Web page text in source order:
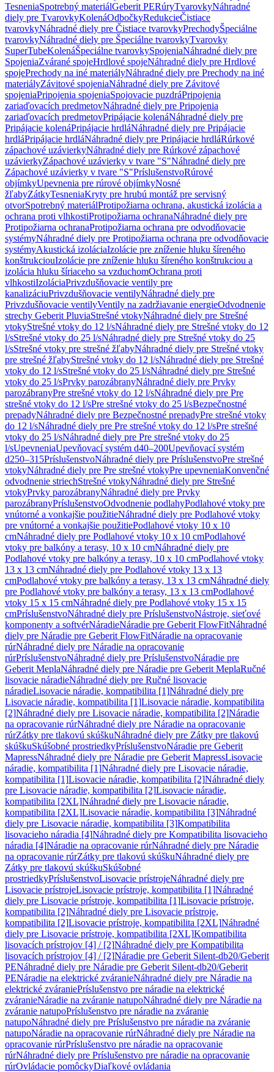
TesneniaSpotrebný materiálGeberit PERúryTvarovkyNáhradné
diely pre TvarovkyKolenáOdbočkyRedukcieČistiace
tvarovkyNáhradné diely pre Čistiace tvarovkyPrechodyŠpeciálne
tvarovkyNáhradné diely pre Špeciálne tvarovkyTvarovky
SuperTubeKolenáŠpeciálne tvarovkySpojeniaNáhradné diely pre
SpojeniaZvárané spojeHrdlové spojeNáhradné diely pre Hrdlové
spojePrechody na iné materiályNáhradné diely pre Prechody na iné
materiályZávitové spojeniaNáhradné diely pre Závitové
spojeniaPripojenia spojeniaSpojovacie puzdráPripojenia
zariaďovacích predmetovNáhradné diely pre Pripojenia
zariaďovacích predmetovPripájacie kolenáNáhradné diely pre
Pripájacie kolenáPripájacie hrdláNáhradné diely pre Pripájacie
hrdláPripájacie hrdláNáhradné diely pre Pripájacie hrdláRúrkové
zápachové uzávierkyNáhradné diely pre Rúrkové zápachové
uzávierkyZápachové uzávierky v tvare "S"Náhradné diely pre
Zápachové uzávierky v tvare "S"PríslušenstvoRúrové
objímkyUpevnenia pre rúrové objímkyNosné
žľabyZátkyTesneniaKryty pre hrubú montáž pre servisný
otvorSpotrebný materiálProtipožiarna ochrana, akustická izolácia a
ochrana proti vlhkostiProtipožiarna ochranaNáhradné diely pre
Protipožiarna ochranaProtipožiarna ochrana pre odvodňovacie
systémyNáhradné diely pre Protipožiarna ochrana pre odvodňovacie
systémyAkustická izoláciaIzolácie pre zníženie hluku šíreného
konštrukciouIzolácie pre zníženie hluku šíreného konštrukciou a
izolácia hluku šíriaceho sa vzduchomOchrana proti
vlhkostiIzoláciaPrivzdušňovacie ventily pre
kanalizáciuPrivzdušňovacie ventilyNáhradné diely pre
Privzdušňovacie ventilyVentily na zadržiavanie energieOdvodnenie
strechy Geberit PluviaStrešné vtokyNáhradné diely pre Strešné
vtokyStrešné vtoky do 12 l/sNáhradné diely pre Strešné vtoky do 12
l/sStrešné vtoky do 25 l/sNáhradné diely pre Strešné vtoky do 25
l/sStrešné vtoky pre strešné žľabyNáhradné diely pre Strešné vtoky
pre strešné žľabyStrešné vtoky do 12 l/sNáhradné diely pre Strešné
vtoky do 12 l/sStrešné vtoky do 25 l/sNáhradné diely pre Strešné
vtoky do 25 l/sPrvky parozábranyNáhradné diely pre Prvky
parozábranyPre strešné vtoky do 12 l/sNáhradné diely pre Pre
strešné vtoky do 12 l/sPre strešné vtoky do 25 l/sBezpečnostné
prepadyNáhradné diely pre Bezpečnostné prepadyPre strešné vtoky
do 12 l/sNáhradné diely pre Pre strešné vtoky do 12 l/sPre strešné
vtoky do 25 l/sNáhradné diely pre Pre strešné vtoky do 25
l/sUpevneniaUpevňovací systém d40–200Upevňovací systém
d250–315PríslušenstvoNáhradné diely pre PríslušenstvoPre strešné
vtokyNáhradné diely pre Pre strešné vtokyPre upevneniaKonvenčné
odvodnenie striechStrešné vtokyNáhradné diely pre Strešné
vtokyPrvky parozábranyNáhradné diely pre Prvky
parozábranyPríslušenstvoOdvodnenie podlahyPodlahové vtoky pre
vnútorné a vonkajšie použitieNáhradné diely pre Podlahové vtoky
pre vnútorné a vonkajšie použitiePodlahové vtoky 10 x 10
cmNáhradné diely pre Podlahové vtoky 10 x 10 cmPodlahové
vtoky pre balkóny a terasy, 10 x 10 cmNáhradné diely pre
Podlahové vtoky pre balkóny a terasy, 10 x 10 cmPodlahové vtoky
13 x 13 cmNáhradné diely pre Podlahové vtoky 13 x 13
cmPodlahové vtoky pre balkóny a terasy, 13 x 13 cmNáhradné diely
pre Podlahové vtoky pre balkóny a terasy, 13 x 13 cmPodlahové
vtoky 15 x 15 cmNáhradné diely pre Podlahové vtoky 15 x 15
cmPríslušenstvoNáhradné diely pre PríslušenstvoNástroje, sieťové
komponenty a softvérNáradieNáradie pre Geberit FlowFitNáhradné
diely pre Náradie pre Geberit FlowFitNáradie na opracovanie
rúrNáhradné diely pre Náradie na opracovanie
rúrPríslušenstvoNáhradné diely pre PríslušenstvoNáradie pre
Geberit MeplaNáhradné diely pre Náradie pre Geberit MeplaRučné
lisovacie náradieNáhradné diely pre Ručné lisovacie
náradieLisovacie náradie, kompatibilita [1]Náhradné diely pre
Lisovacie náradie, kompatibilita [1]Lisovacie náradie, kompatibilita
[2]Náhradné diely pre Lisovacie náradie, kompatibilita [2]Náradie
na opracovanie rúrNáhradné diely pre Náradie na opracovanie
rúrZátky pre tlakovú skúškuNáhradné diely pre Zátky pre tlakovú
skúškuSkúšobné prostriedkyPríslušenstvoNáradie pre Geberit
MapressNáhradné diely pre Náradie pre Geberit MapressLisovacie
náradie, kompatibilita [1]Náhradné diely pre Lisovacie náradie,
kompatibilita [1]Lisovacie náradie, kompatibilita [2]Náhradné diely
pre Lisovacie náradie, kompatibilita [2]Lisovacie náradie,
kompatibilita [2XL]Náhradné diely pre Lisovacie náradie,
kompatibilita [2XL]Lisovacie náradie, kompatibilita [3]Náhradné
diely pre Lisovacie náradie, kompatibilita [3]Kompatibilita
lisovacieho náradia [4]Náhradné diely pre Kompatibilita lisovacieho
náradia [4]Náradie na opracovanie rúrNáhradné diely pre Náradie
na opracovanie rúrZátky pre tlakovú skúškuNáhradné diely pre
Zátky pre tlakovú skúškuSkúšobné
prostriedkyPríslušenstvoLisovacie prístrojeNáhradné diely pre
Lisovacie prístrojeLisovacie prístroje, kompatibilita [1]Náhradné
diely pre Lisovacie prístroje, kompatibilita [1]Lisovacie prístroje,
kompatibilita [2]Náhradné diely pre Lisovacie prístroje,
kompatibilita [2]Lisovacie prístroje, kompatibilita [2XL]Náhradné
diely pre Lisovacie prístroje, kompatibilita [2XL]Kompatibilita
lisovacích prístrojov [4] / [2]Náhradné diely pre Kompatibilita
lisovacích prístrojov [4] / [2]Náradie pre Geberit Silent-db20/Geberit
PENáhradné diely pre Náradie pre Geberit Silent-db20/Geberit
PENáradie na elektrické zváranieNáhradné diely pre Náradie na
elektrické zváraniePríslušenstvo pre náradie na elektrické
zváranieNáradie na zváranie natupoNáhradné diely pre Náradie na
zváranie natupoPríslušenstvo pre náradie na zváranie
natupoNáhradné diely pre Príslušenstvo pre náradie na zváranie
natupoNáradie na opracovanie rúrNáhradné diely pre Náradie na
opracovanie rúrPríslušenstvo pre náradie na opracovanie
rúrNáhradné diely pre Príslušenstvo pre náradie na opracovanie
rúrOvládacie pomôckyDiaľkové ovládania